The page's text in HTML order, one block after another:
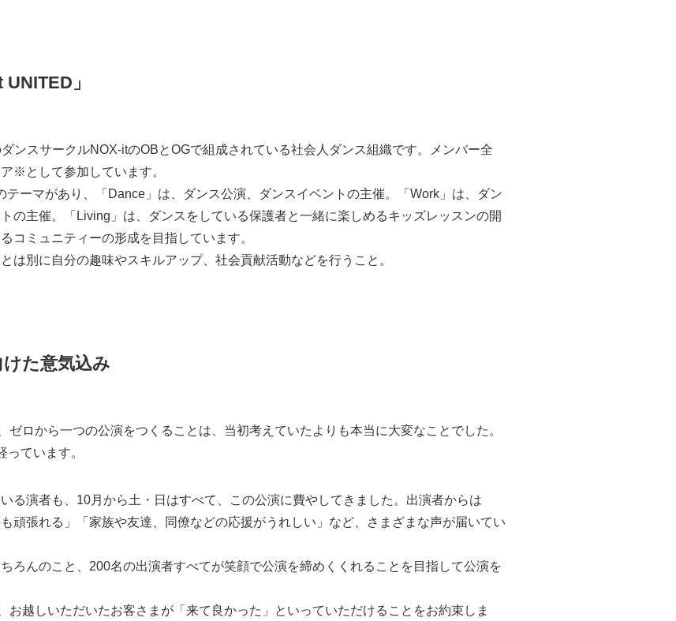
」
ンスサークルNOX-itのOBとOGで組成されている社会人ダンス組織です。メンバー全
※として参加しています。
テーマがあり、「Dance」は、ダンス公演、ダンスイベントの主催。「Work」は、ダン
の主催。「Living」は、ダンスをしている保護者と一緒に楽しめるキッズレッスンの開
コミュニティーの形成を目指しています。
は別に自分の趣味やスキルアップ、社会貢献活動などを行うこと。
た意気込み
ロから一つの公演をつくることは、当初考えていたよりも本当に大変なことでした。
ています。
る演者も、10月から土・日はすべて、この公演に費やしてきました。出演者からは
頑張れる」「家族や友達、同僚などの応援がうれしい」など、さまざまな声が届いてい
ろんのこと、200名の出演者すべてが笑顔で公演を締めくくれることを目指して公演を
お越しいただいたお客さまが「来て良かった」といっていただけることをお約束しま